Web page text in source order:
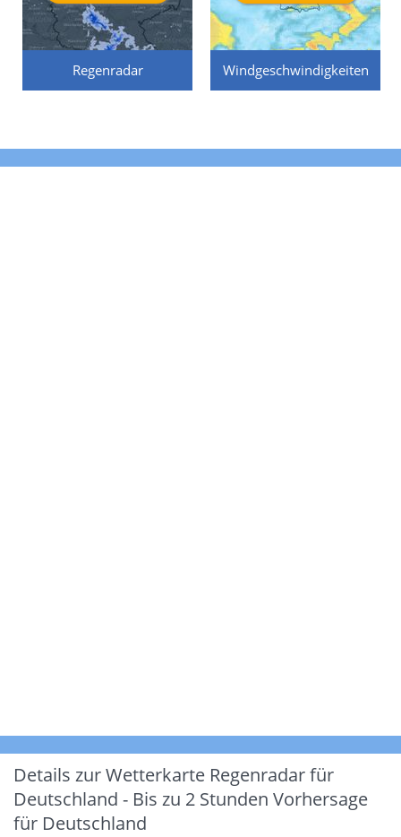
Regenradar Windgeschwindigkeiten
Details zur Wetterkarte Regenradar für
Deutschland - Bis zu 2 Stunden Vorhersage
für Deutschland